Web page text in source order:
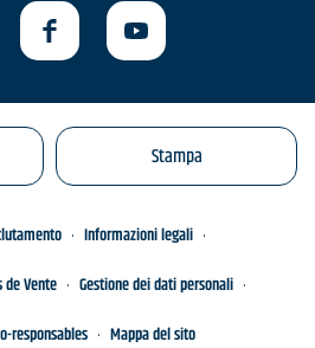
Stampa
Informazioni legali
Vente
Gestione dei dati personali
responsables
Mappa del sito